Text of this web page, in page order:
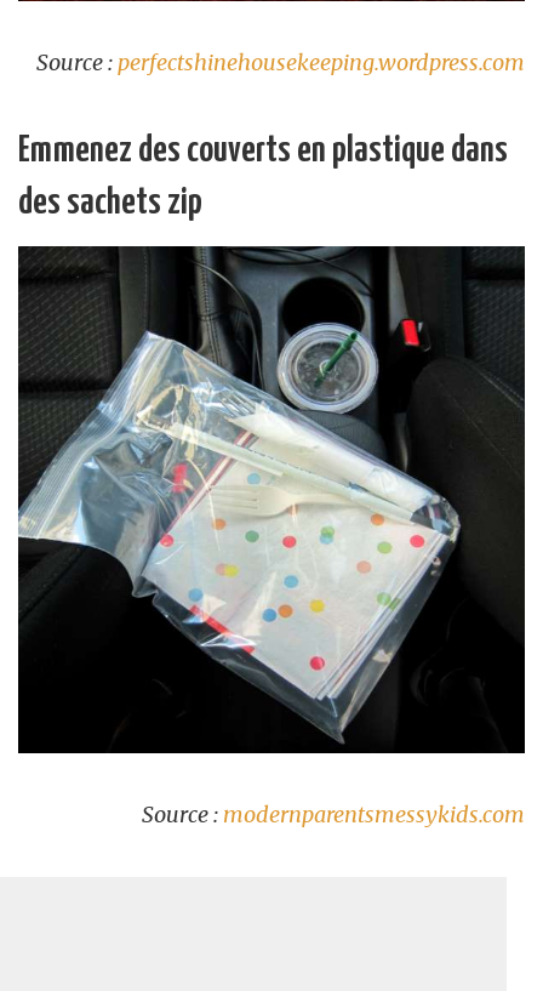
Source :perfectshinehousekeeping.wordpress.com
Emmenez des couverts en plastique dans
des sachets zip
Source : modernparentsmessykids.com